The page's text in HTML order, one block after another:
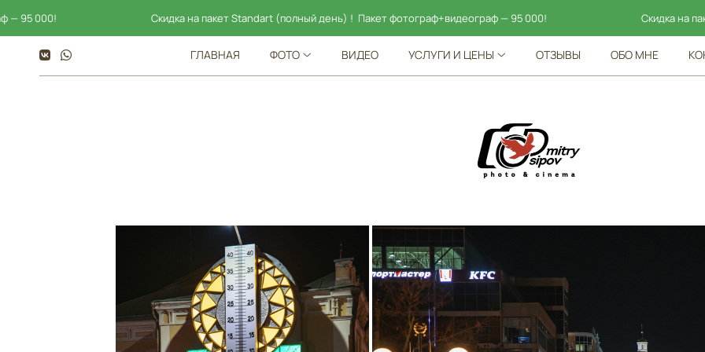
ГЛАВНАЯ ФОТО ВИДЕО УСЛУГИ И ЦЕНЫ ОТЗЫВЫ ОБО МНЕ
Скидка на пакет Standart (полный день) ! Пакет фотограф+видеограф — 95 000! Скидка на пакет Standart